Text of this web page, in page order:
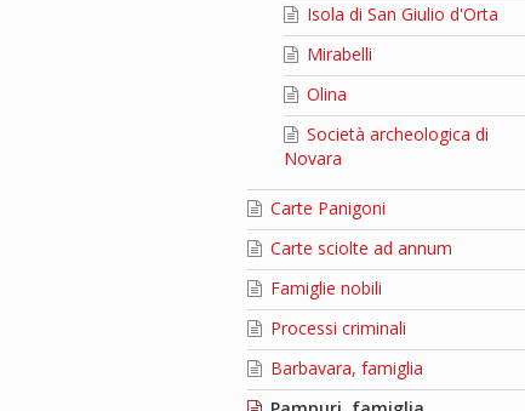
Isola di San Giulio d'Orta
Mirabelli
Olina
Società archeologica di
Novara
Carte Panigoni
Carte sciolte ad annum
Famiglie nobili
Processi criminali
Barbavara, famiglia